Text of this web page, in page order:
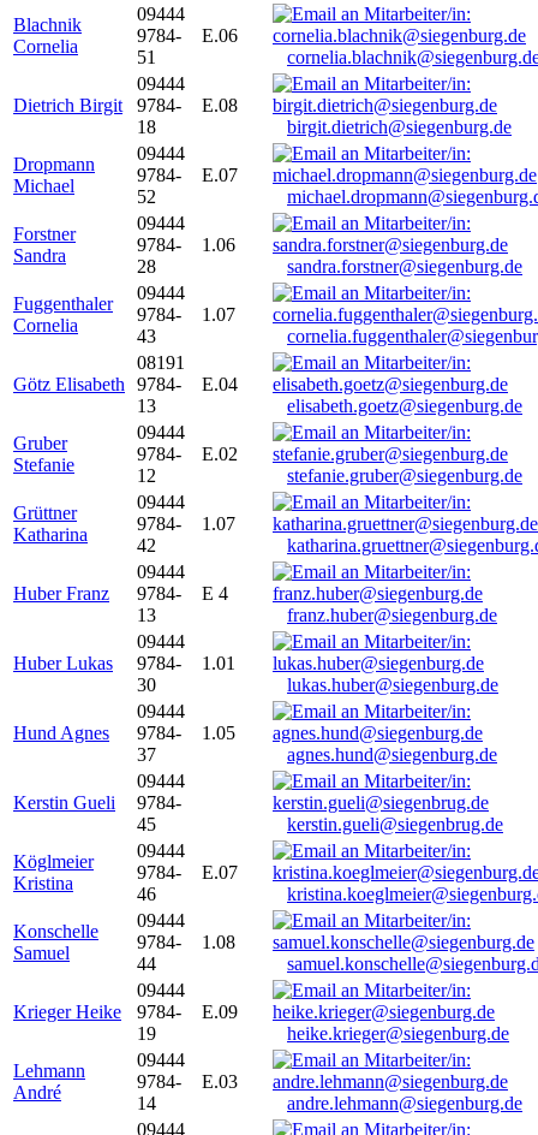
Blachnik
Cornelia
09444
9784-
51
E.06
Dietrich Birgit
09444
9784-
18
E.08
birgit.dietrich@siegenburg.de
Dropmann
Michael
09444
9784-
52
E.07
Forstner
Sandra
09444
9784-
28
1.06
sandra.forstner@siegenburg.de
Fuggenthaler
Cornelia
09444
9784-
43
1.07
Götz Elisabeth
08191
9784-
13
E.04
elisabeth.goetz@siegenburg.de
Gruber
Stefanie
09444
9784-
12
E.02
stefanie.gruber@siegenburg.de
Grüttner
Katharina
09444
9784-
42
1.07
Huber Franz
09444
9784-
13
E 4
franz.huber@siegenburg.de
Huber Lukas
09444
9784-
30
1.01
lukas.huber@siegenburg.de
Hund Agnes
09444
9784-
37
1.05
agnes.hund@siegenburg.de
Kerstin Gueli
09444
9784-
45
kerstin.gueli@siegenbrug.de
Köglmeier
Kristina
09444
9784-
46
E.07
Konschelle
Samuel
09444
9784-
44
1.08
Krieger Heike
09444
9784-
19
E.09
heike.krieger@siegenburg.de
Lehmann
André
09444
9784-
14
E.03
andre.lehmann@siegenburg.de
09444